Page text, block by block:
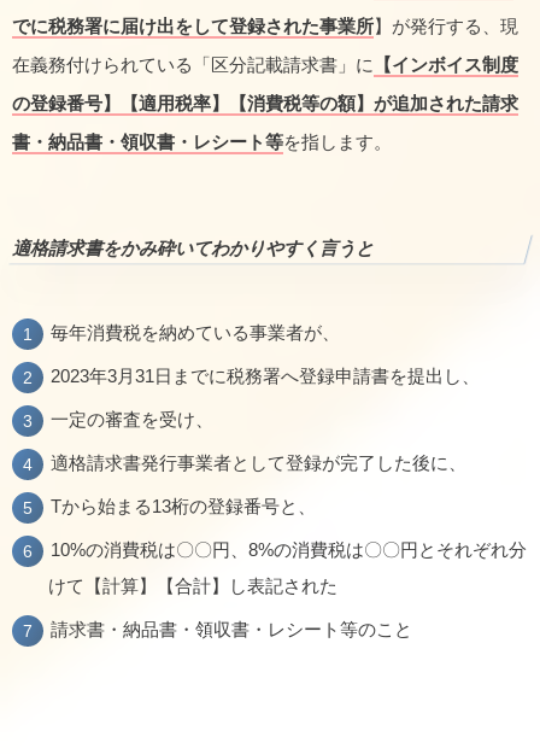
でに税務署に届け出をして登録された事業所】が発行する、現
在義務付けられている「区分記載請求書」に 【インボイス制度
の登録番号】【適用税率】【消費税等の額】が追加された請求
書・納品書・領収書・レシート等を指します。
適格請求書をかみ砕いてわかりやすく言うと
毎年消費税を納めている事業者が、
2023年3月31日までに税務署へ登録申請書を提出し、
一定の審査を受け、
適格請求書発行事業者として登録が完了した後に、
Tから始まる13桁の登録番号と、
10%の消費税は〇〇円、8%の消費税は〇〇円とそれぞれ分
けて【計算】【合計】し表記された
請求書・納品書・領収書・レシート等のこと